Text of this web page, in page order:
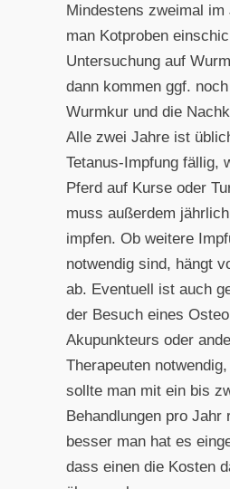
Mindestens zweimal im
man Kotproben
Untersuchung auf
dann kommen ggf.
Wurmkur und die
Alle zwei Jahre ist
Tetanus-Impfung fällig,
Pferd auf Kurse oder
muss außerdem
impfen. Ob weitere
notwendig sind, hängt
ab. Eventuell ist auch
der Besuch eines
Akupunkteurs oder
Therapeuten
sollte man mit ein bis
Behandlungen pro Jahr
besser man hat es
dass einen die Kosten